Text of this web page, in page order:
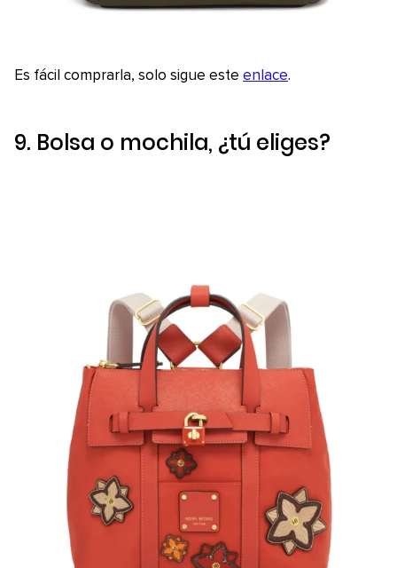
Es fácil comprarla, solo sigue este enlace.
9. Bolsa o mochila, ¿tú eliges?